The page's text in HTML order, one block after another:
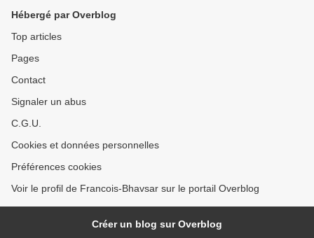
Hébergé par Overblog
Top articles
Pages
Contact
Signaler un abus
C.G.U.
Cookies et données personnelles
Préférences cookies
Voir le profil de Francois-Bhavsar sur le portail Overblog
Créer un blog sur Overblog